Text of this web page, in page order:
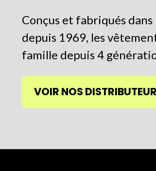
page
du
Conçus et fabriqués
depuis 1969, les
famille depuis 4
VOIR NOS